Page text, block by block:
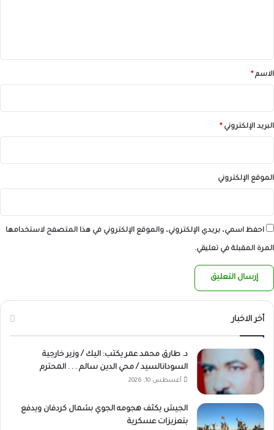
*الاسم *
البريد الإلكتروني *
الموقع الإلكتروني
احفظ اسمي، بريدي الإلكتروني، والموقع الإلكتروني في هذا المتصفح لاستخدامها
المرة المقبلة في تعليقي.
أخر الاخبار
د. طارق محمد عمر يكتب: اليك / وزير خارجية
السودانالسيد / محي الدين سالم . . . المحترم
أغسطس 10, 2026
الجيش يكثف هجومه الجوي بشمال كردفان ويدفع
بتعزيزات عسكرية